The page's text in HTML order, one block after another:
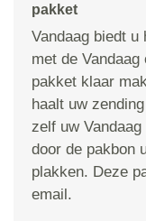
pakket
Vandaag biedt u
met de
pakket klaar
haalt uw
zelf uw
door de pakbon
plakken. Deze
email.